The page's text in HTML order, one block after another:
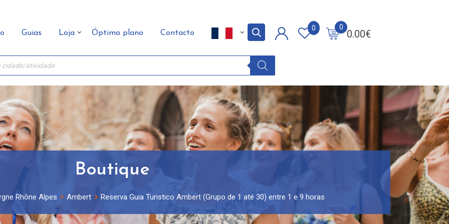
Guias Loja Óptimo plano Contacto 0.00€
0
0
Boutique
Rhône Alpes Ambert Reserva Guia Turistico Ambert (Grupo de 1 até 30) entre 1 e 9 horas